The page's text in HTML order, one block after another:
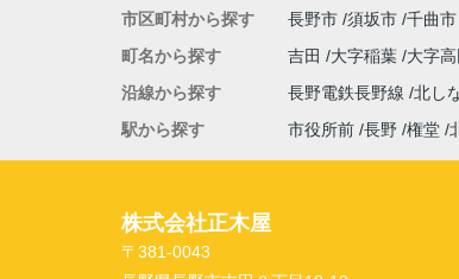
市区町村から探す 長野市 須坂市 千曲市
町名から探す
吉田 大字稲葉 大字高
沿線から探す
長野電鉄長野線 北し
駅から探す
市役所前 長野 権堂
株式会社正木屋
〒381-0043